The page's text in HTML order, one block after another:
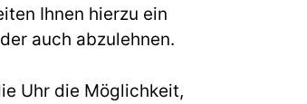
Ihnen hierzu ein
auch abzulehnen.
Uhr die Möglichkeit,